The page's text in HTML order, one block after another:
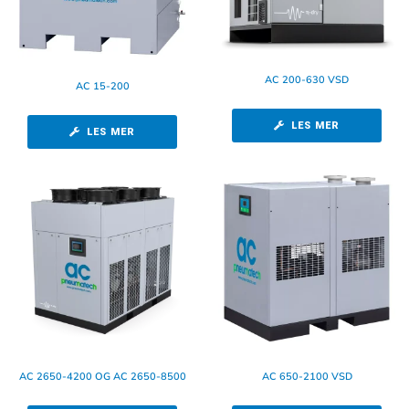
AC 15-200
LES MER
AC 200-630 VSD
LES MER
AC 2650-4200 OG AC 2650-8500 AC 650-2100 VSD